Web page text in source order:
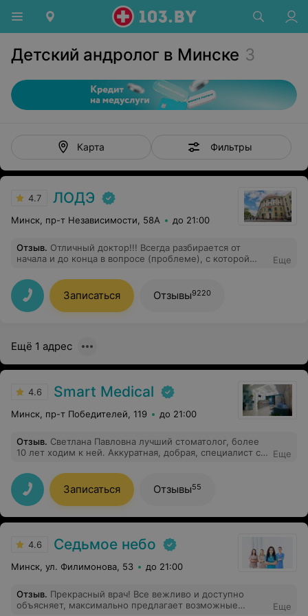
Детский андролог в Минске 3
Карта Фильтры
4.7 ЛОДЭ
Минск, пр-т Независимости, 58А до 21:00
Отзыв. Отличный доктор!!! Всегда разбирается от
начала и до конца в вопросе (проблеме), с которой
объяснит. Поддерживает пациента. Всегда даёт
дополнительные рекомендации по лечению (не
обязательно медикаментозные)! Всегда с улыбкой и
хорошим отношением! Людмила Александровна
Еще
Записаться Отзывы9220
Ещё 1 адрес
4.6 Smart Medical
Минск, пр-т Победителей, 119 до 21:00
Отзыв. Светлана Павловна лучший стоматолог, более
10 лет ходим к ней. Аккуратная, добрая, специалист с
Еще
Записаться Отзывы55
4.6 Седьмое небо
Минск, ул. Филимонова, 53 до 21:00
Отзыв. Прекрасный врач! Все вежливо и доступно
объясняет, максимально предлагает возможные
Еще